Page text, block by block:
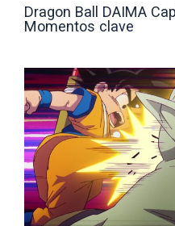
Dragon Ball DAIMA
Momentos clave